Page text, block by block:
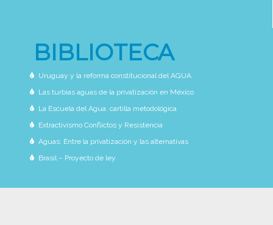
BIBLIOTECA
Uruguay y la reforma constitucional del AGUA
Las turbias aguas de la privatización en México
La Escuela del Agua. cartilla metodológica
Extractivismo Conflictos y Resistencia
Aguas: Entre la privatización y las alternativas
Brasil – Proyecto de ley